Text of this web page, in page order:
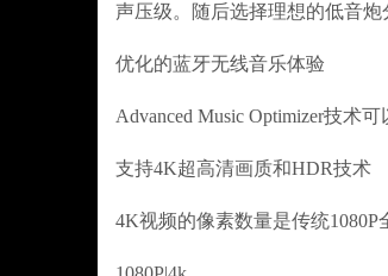
声压级。随后选择理想的低音炮
优化的蓝牙无线音乐体验
Advanced Music Optimizer技术
支持4K超高清画质和HDR技术
4K视频的像素数量是传统